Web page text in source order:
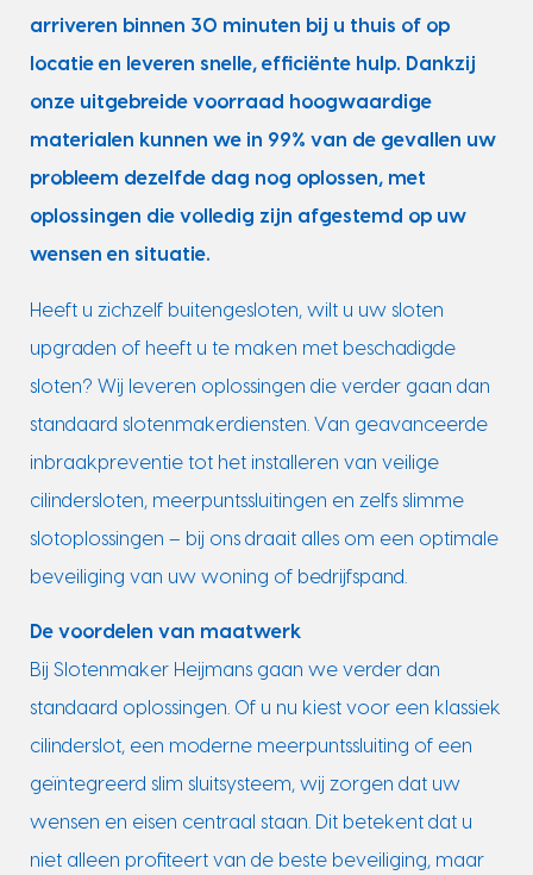
arriveren binnen 30 minuten bij u thuis of op
locatie en leveren snelle, efficiënte hulp. Dankzij
onze uitgebreide voorraad hoogwaardige
materialen kunnen we in 99% van de gevallen uw
probleem dezelfde dag nog oplossen, met
oplossingen die volledig zijn afgestemd op uw
wensen en situatie.
Heeft u zichzelf buitengesloten, wilt u uw sloten
upgraden of heeft u te maken met beschadigde
sloten? Wij leveren oplossingen die verder gaan dan
standaard slotenmakerdiensten. Van geavanceerde
inbraakpreventie tot het installeren van veilige
cilindersloten, meerpuntssluitingen en zelfs slimme
slotoplossingen – bij ons draait alles om een optimale
beveiliging van uw woning of bedrijfspand.
De voordelen van maatwerk
Bij Slotenmaker Heijmans gaan we verder dan
standaard oplossingen. Of u nu kiest voor een klassiek
cilinderslot, een moderne meerpuntssluiting of een
geïntegreerd slim sluitsysteem, wij zorgen dat uw
wensen en eisen centraal staan. Dit betekent dat u
niet alleen profiteert van de beste beveiliging, maar